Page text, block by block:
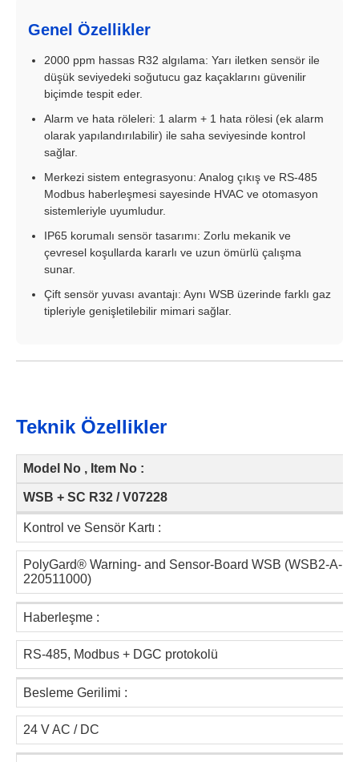
Genel Özellikler
2000 ppm hassas R32 algılama: Yarı iletken sensör ile
düşük seviyedeki soğutucu gaz kaçaklarını güvenilir
biçimde tespit eder.
Alarm ve hata röleleri: 1 alarm + 1 hata rölesi (ek alarm
olarak yapılandırılabilir) ile saha seviyesinde kontrol
sağlar.
Merkezi sistem entegrasyonu: Analog çıkış ve RS-485
Modbus haberleşmesi sayesinde HVAC ve otomasyon
sistemleriyle uyumludur.
IP65 korumalı sensör tasarımı: Zorlu mekanik ve
çevresel koşullarda kararlı ve uzun ömürlü çalışma
sunar.
Çift sensör yuvası avantajı: Aynı WSB üzerinde farklı gaz
tipleriyle genişletilebilir mimari sağlar.
Teknik Özellikler
Model No , Item No :
WSB + SC R32 / V07228
Kontrol ve Sensör Kartı :
PolyGard® Warning- and Sensor-Board WSB (WSB2-A-
220511000)
Haberleşme :
RS-485, Modbus + DGC protokolü
Besleme Gerilimi :
24 V AC / DC